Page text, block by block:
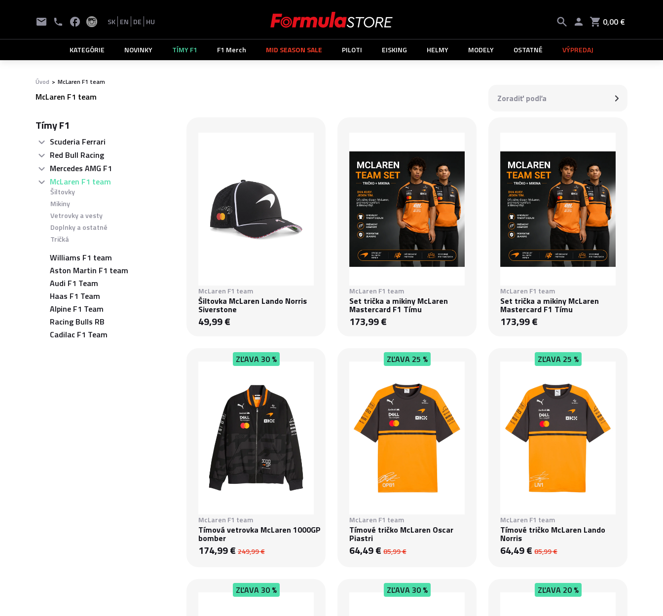
SK EN DE HU 0,00 €
KATEGÓRIE NOVINKY TÍMY F1 F1 Merch MID SEASON SALE PILOTI EISKING HELMY MODELY OSTATNÉ VÝPREDAJ
Úvod > McLaren F1 team
McLaren F1 team
Tímy F1
Scuderia Ferrari
Red Bull Racing
Mercedes AMG F1
McLaren F1 team
Šiltovky
Mikiny
Vetrovky a vesty
Doplnky a ostatné
Tričká
Williams F1 team
Aston Martin F1 team
Audi F1 Team
Haas F1 Team
Alpine F1 Team
Racing Bulls RB
Cadilac F1 Team
Zoradiť podľa
McLaren F1 team
Šiltovka McLaren Lando Norris
Siverstone
49,99 €
McLaren F1 team
Set trička a mikiny McLaren
Mastercard F1 Tímu
173,99 €
McLaren F1 team
Set trička a mikiny McLaren
Mastercard F1 Tímu
173,99 €
ZĽAVA30 %
McLaren F1 team
Tímová vetrovka McLaren 1000GP
bomber
174,99 € 249,99 €
ZĽAVA25 %
McLaren F1 team
Tímové tričko McLaren Oscar
Piastri
64,49 € 85,99 €
ZĽAVA25 %
McLaren F1 team
Tímové tričko McLaren Lando
Norris
64,49 € 85,99 €
ZĽAVA30 % ZĽAVA30 % ZĽAVA20 %